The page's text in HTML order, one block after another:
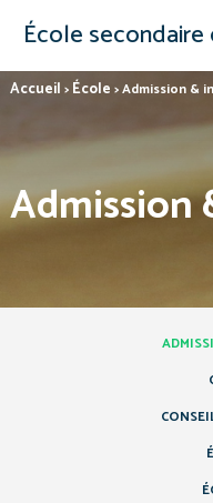
École
Accueil > École >Admission &
Admission